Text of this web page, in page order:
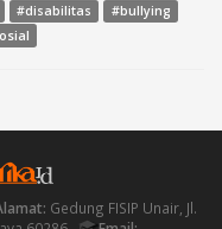
#disabilitas
#bullying
Gedung FISIP Unair, Jl.